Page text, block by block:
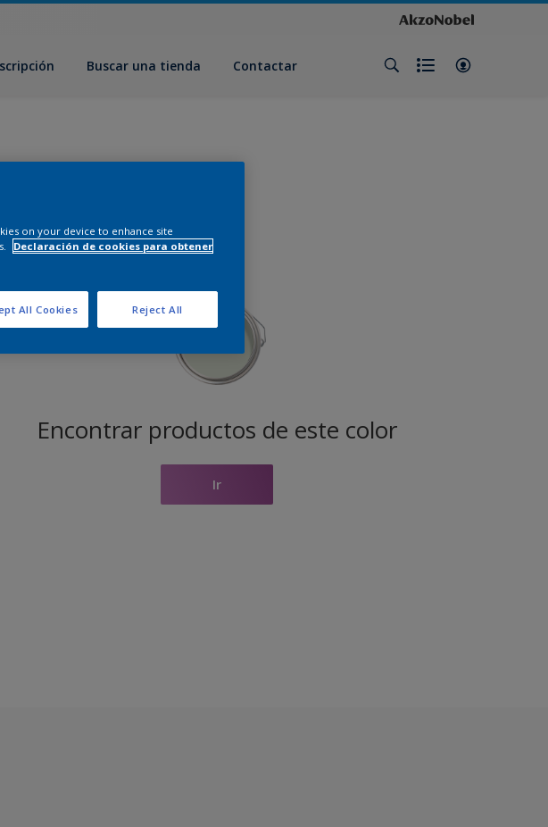
Buscar una tienda Contactar
Encontrar productos de este color
Ir
on your device to enhance site
Declaración de cookies para obtener
Reject All
All Cookies